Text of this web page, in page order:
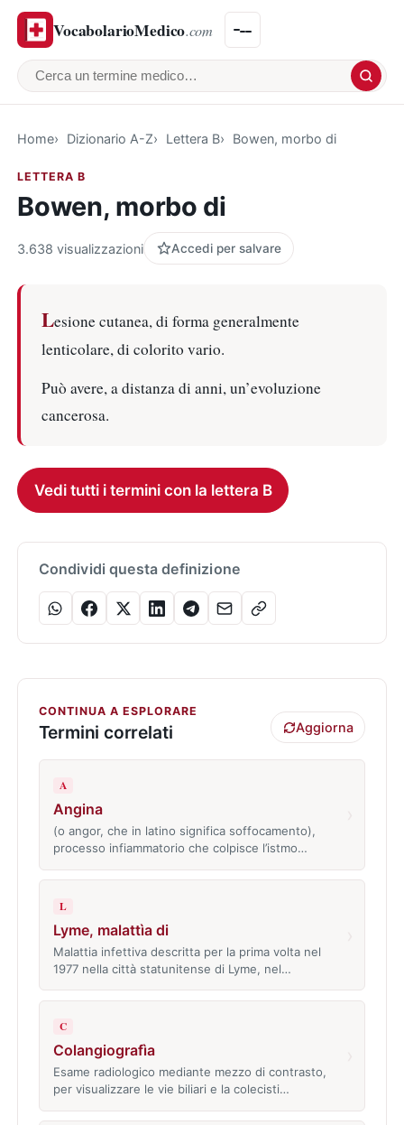
VocabolarioMedico.com
Cerca un termine medico
Home Dizionario A-Z Lettera B Bowen, morbo di
LETTERA B
Bowen, morbo di
3.638 visualizzazioni Accedi per salvare
Lesione cutanea, di forma generalmente
lenticolare, di colorito vario.
Può avere, a distanza di anni, un’evoluzione
cancerosa.
Vedi tutti i termini con la lettera B
Condividi questa definizione
CONTINUA A ESPLORARE
Termini correlati Aggiorna
A
Angina
(o angor, che in latino significa soffocamento),
processo infiammatorio che colpisce l’istmo…
L
Lyme, malattìa di
Malattia infettiva descritta per la prima volta nel
1977 nella città statunitense di Lyme, nel…
C
Colangiografìa
Esame radiologico mediante mezzo di contrasto,
per visualizzare le vie biliari e la colecisti…